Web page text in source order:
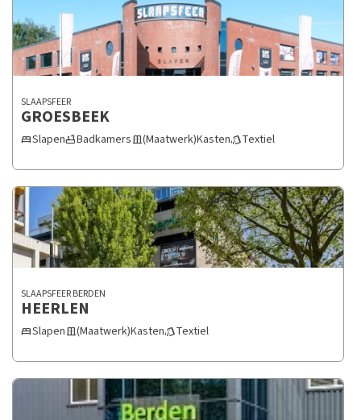
SLAAPSFEER
GROESBEEK
bedSlapenbathtubBadkamersdoor_sliding(Maatwerk)KastenstyleTextiel
SLAAPSFEER BERDEN
HEERLEN
bedSlapendoor_sliding(Maatwerk)KastenstyleTextiel